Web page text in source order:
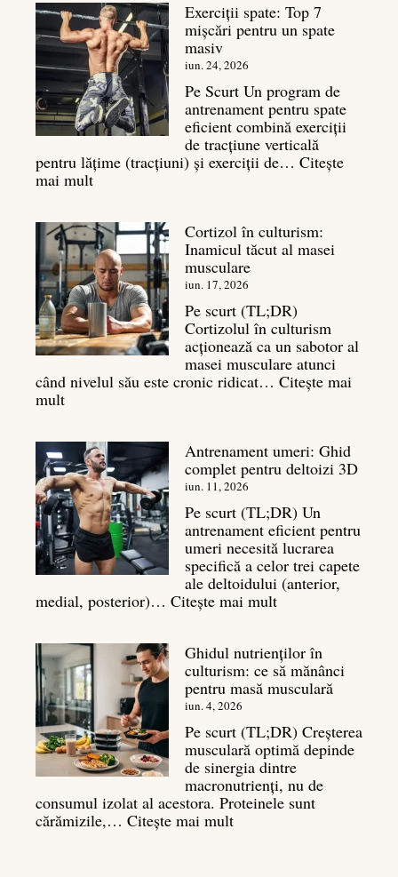
este
sa
cu
masa
musculară
Exerciții spate: Top 7
mișcări pentru un spate
masiv
iun. 24, 2026
Pe Scurt Un program de
antrenament pentru spate
eficient combină exerciții
de tracțiune verticală
pentru lățime (tracțiuni) și exerciții de… Citește
mai mult:
Top
7
mișcări
pentru
un
spate
masiv
Cortizol în culturism:
Inamicul tăcut al masei
musculare
iun. 17, 2026
Pe scurt (TL;DR)
Cortizolul în culturism
acționează ca un sabotor al
masei musculare atunci
când nivelul său este cronic ridicat… Citește mai
mult:
culturism:
Inamicul
tăcut
al
masei
musculare
Antrenament umeri: Ghid
complet pentru deltoizi 3D
iun. 11, 2026
Pe scurt (TL;DR) Un
antrenament eficient pentru
umeri necesită lucrarea
specifică a celor trei capete
ale deltoidului (anterior,
medial, posterior)… Citește mai mult:
Ghid
complet
pentru
3D
Ghidul nutrienților în
culturism: ce să mănânci
pentru masă musculară
iun. 4, 2026
Pe scurt (TL;DR) Creșterea
musculară optimă depinde
de sinergia dintre
macronutrienți, nu de
consumul izolat al acestora. Proteinele sunt
cărămizile,… Citește mai mult: